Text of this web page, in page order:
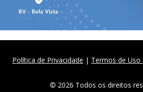
Política de Privacidade | Termos de Uso
© 2026 Todos os direitos